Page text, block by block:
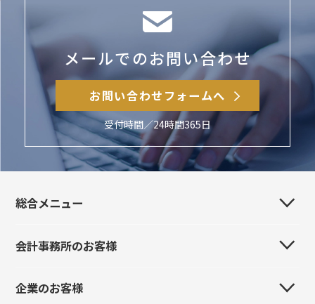
メールでのお問い合わせ
お問い合わせフォームへ
受付時間／24時間365日
総合メニュー
会社案内
事業所・販売代理店・関連会社
会計事務所のお客様
はじめてのお客様
企業のお客様